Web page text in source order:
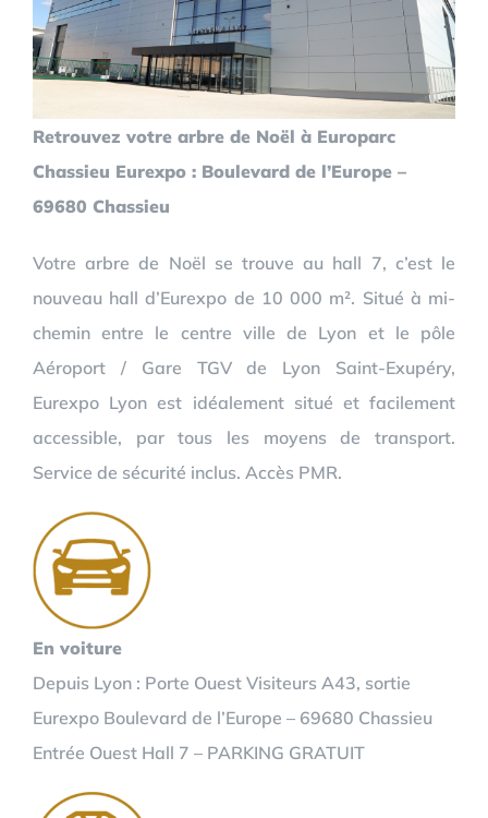
Retrouvez votre arbre de Noël à Europarc
Chassieu Eurexpo : Boulevard de l’Europe –
69680 Chassieu
Votre arbre de Noël se trouve au hall 7, c’est le
nouveau hall d’Eurexpo de 10 000 m². Situé à mi-
chemin entre le centre ville de Lyon et le pôle
Aéroport / Gare TGV de Lyon Saint-Exupéry,
Eurexpo Lyon est idéalement situé et facilement
accessible, par tous les moyens de transport.
Service de sécurité inclus. Accès PMR.
En voiture
Depuis Lyon : Porte Ouest Visiteurs A43, sortie
Eurexpo Boulevard de l’Europe – 69680 Chassieu
Entrée Ouest Hall 7 – PARKING GRATUIT